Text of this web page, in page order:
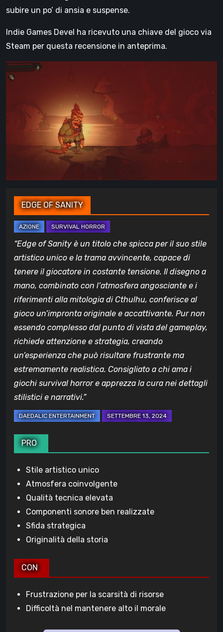
subire un po’ di ansia e suspense.
Indie Games Devel ha ricevuto una chiave del gioco via
Steam per questa recensione in anteprima.
EDGE OF SANITY
“Edge of Sanity è un titolo che spicca per il suo stile
artistico unico e la trama avvincente, capace di
tenere il giocatore in costante tensione. Il disegno a
mano, combinato con l’atmosfera angosciante e i
riferimenti alla mitologia di Cthulhu, conferisce al
gioco un’impronta originale e accattivante. Pur non
essendo complesso dal punto di vista del gameplay,
richiede attenzione e strategia, creando
un’esperienza che può risultare frustrante ma
estremamente realistica. Consigliato a chi ama i
giochi survival horror e apprezza la cura nei dettagli
stilistici e narrativi.”
PRO
Stile artistico unico
Atmosfera coinvolgente
Qualità tecnica elevata
Componenti sonore ben realizzate
Sfida strategica
Originalità della storia
CON
Frustrazione per la scarsità di risorse
Difficoltà nel mantenere alto il morale